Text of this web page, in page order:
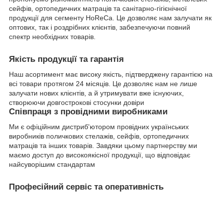
сейфів, ортопедичних матраців та санітарно-гігієнічної
продукції для сегменту HoReCa. Це дозволяє нам залучати як
оптових, так і роздрібних клієнтів, забезпечуючи повний
спектр необхідних товарів.
Якість продукції та гарантія
Наш асортимент має високу якість, підтверджену гарантією на
всі товари протягом 24 місяців. Це дозволяє нам не лише
залучати нових клієнтів, а й утримувати вже існуючих,
створюючи довгострокові стосунки довіри
Співпраця з провідними виробниками
Ми є офіційним дистриб'ютором провідних українських
виробників поличкових стелажів, сейфів, ортопедичних
матраців та інших товарів. Завдяки цьому партнерству ми
маємо доступ до високоякісної продукції, що відповідає
найсуворішим стандартам
Професійний сервіс та оперативність